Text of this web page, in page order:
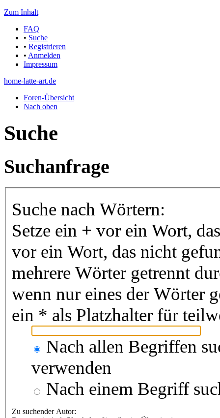
Zum Inhalt
FAQ
• Suche
• Registrieren
• Anmelden
Impressum
home-latte-art.de
Foren-Übersicht
Nach oben
Suche
Suchanfrage
Suche nach Wörtern:
Setze ein + vor ein Wort,
vor ein Wort, das nicht
mehrere Wörter getrennt
wenn nur eines der Wörter
ein * als Platzhalter für
Nach allen Begriffen
verwenden
Nach einem Begriff
Zu suchender Autor: